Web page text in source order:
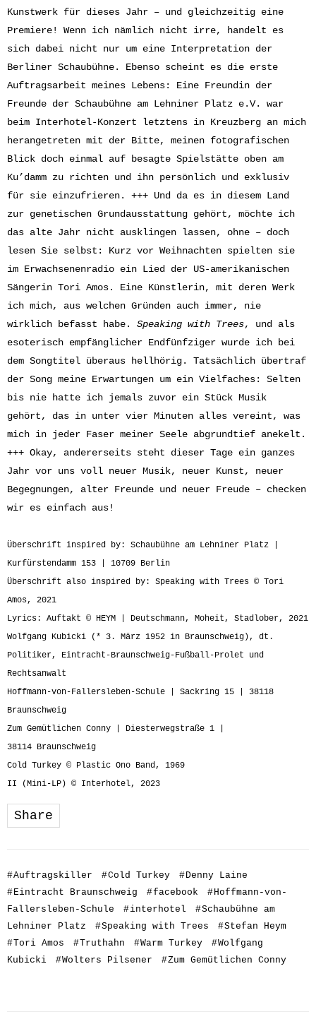
Kunstwerk für dieses Jahr – und gleichzeitig eine
Premiere! Wenn ich nämlich nicht irre, handelt es
sich dabei nicht nur um eine Interpretation der
Berliner Schaubühne. Ebenso scheint es die erste
Auftragsarbeit meines Lebens: Eine Freundin der
Freunde der Schaubühne am Lehniner Platz e.V. war
beim Interhotel-Konzert letztens in Kreuzberg an mich
herangetreten mit der Bitte, meinen fotografischen
Blick doch einmal auf besagte Spielstätte oben am
Ku’damm zu richten und ihn persönlich und exklusiv
für sie einzufrieren. +++ Und da es in diesem Land
zur genetischen Grundausstattung gehört, möchte ich
das alte Jahr nicht ausklingen lassen, ohne – doch
lesen Sie selbst: Kurz vor Weihnachten spielten sie
im Erwachsenenradio ein Lied der US-amerikanischen
Sängerin Tori Amos. Eine Künstlerin, mit deren Werk
ich mich, aus welchen Gründen auch immer, nie
wirklich befasst habe. Speaking with Trees, und als
esoterisch empfänglicher Endfünfziger wurde ich bei
dem Songtitel überaus hellhörig. Tatsächlich übertraf
der Song meine Erwartungen um ein Vielfaches: Selten
bis nie hatte ich jemals zuvor ein Stück Musik
gehört, das in unter vier Minuten alles vereint, was
mich in jeder Faser meiner Seele abgrundtief anekelt.
+++ Okay, andererseits steht dieser Tage ein ganzes
Jahr vor uns voll neuer Musik, neuer Kunst, neuer
Begegnungen, alter Freunde und neuer Freude – checken
wir es einfach aus!
Überschrift inspired by: Schaubühne am Lehniner Platz |
Kurfürstendamm 153 | 10709 Berlin
Überschrift also inspired by: Speaking with Trees © Tori
Amos, 2021
Lyrics: Auftakt © HEYM | Deutschmann, Moheit, Stadlober, 2021
Wolfgang Kubicki (* 3. März 1952 in Braunschweig), dt.
Politiker, Eintracht-Braunschweig-Fußball-Prolet und
Rechtsanwalt
Hoffmann-von-Fallersleben-Schule | Sackring 15 | 38118
Braunschweig
Zum Gemütlichen Conny | Diesterwegstraße 1 |
38114 Braunschweig
Cold Turkey © Plastic Ono Band, 1969
II (Mini-LP) © Interhotel, 2023
Share
#Auftragskiller #Cold Turkey # Denny Laine
# Eintracht Braunschweig #facebook # Hoffmann-von-
Fallersleben-Schule
#interhotel #Schaubühne am
Lehniner Platz
#Speaking with Trees #Stefan Heym
#Tori Amos #Truthahn #Warm Turkey #Wolfgang
Kubicki
#Wolters Pilsener #Zum Gemütlichen Conny